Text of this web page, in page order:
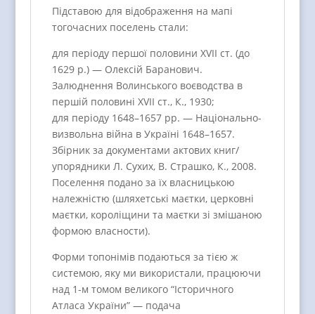
Підставою для відображення на мапі
тогочасних поселень стали:
для періоду першої половини XVIІ ст. (до
1629 р.) — Олексій Баранович.
Залюднення Волинського воєводства в
першій половині XVІI ст., К., 1930;
для періоду 1648–1657 рр. — Національно-
визвольна війна в Україні 1648–1657.
Збірник за документами актових книг/
упорядники Л. Сухих, В. Страшко, К., 2008.
Поселення подано за їх власницькою
належністю (шляхетські маєтки, церковні
маєтки, короліщини та маєтки зі змішаною
формою власности).
Форми топонімів подаються за тією ж
системою, яку ми використали, працюючи
над 1-м томом великого “Історичного
Атласа України” — подача